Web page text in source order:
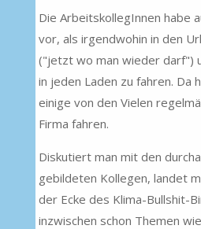
Die ArbeitskollegInnen habe
vor, als irgendwohin in den
("jetzt wo man wieder darf")
in jeden Laden zu fahren. Da
einige von den Vielen
Firma fahren.
Diskutiert man mit den
gebildeten Kollegen, landet
der Ecke des Klima-Bullshit-
inzwischen schon Themen